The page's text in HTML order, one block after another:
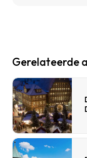
Gerelateerde